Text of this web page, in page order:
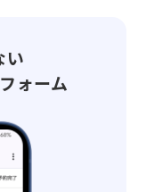
い
ォーム